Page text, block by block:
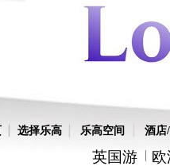
选择乐高 乐高空间 酒店
英国游